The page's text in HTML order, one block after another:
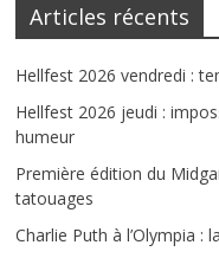
Articles récents
Hellfest 2026 vendredi :
Hellfest 2026 jeudi :
humeur
Première édition du
tatouages
Charlie Puth à l’Olympia :